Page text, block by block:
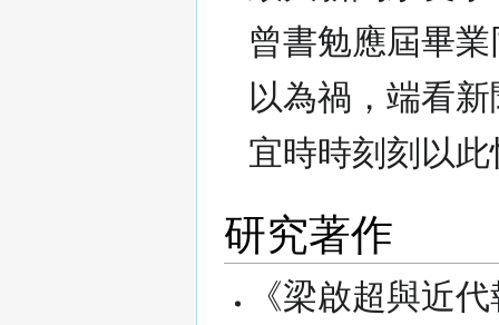
曾書勉應屆畢
以為禍，端看
宜時時刻刻以
研究著作
《梁啟超與近